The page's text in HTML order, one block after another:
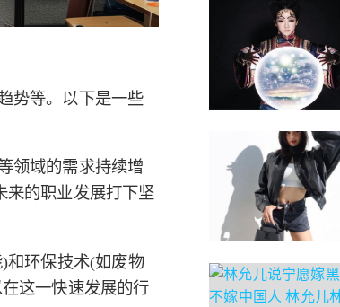
势等。以下是一些
领域的需求持续增
来的职业发展打下坚
和环保技术(如废物
这一快速发展的行